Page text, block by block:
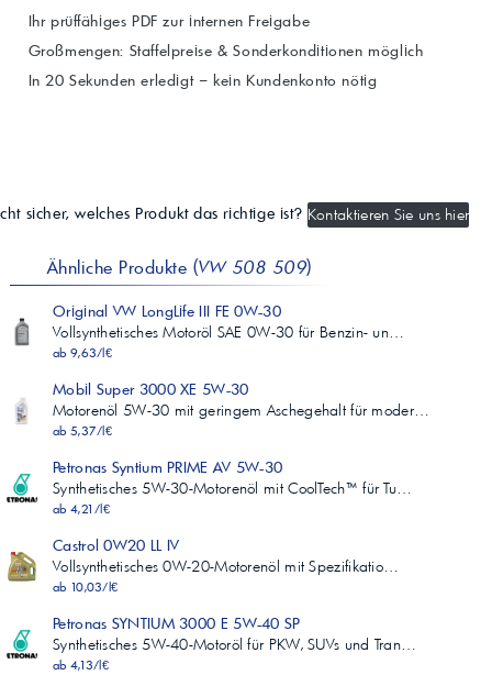
Viskositätsindex
ASTM D 2270
ASTM D 97
Ihr prüffähiges PDF zur internen Freigabe
Großmengen: Staffelpreise & Sonderkonditionen möglich
In 20 Sekunden erledigt – kein Kundenkonto nötig
sicher, welches Produkt das richtige ist? Kontaktieren Sie uns hier
Ähnliche Produkte (VW 508 509)
Original VW LongLife III FE 0W-30
Vollsynthetisches Motoröl SAE 0W-30 für Benzin- un…
ab 9,63/l€
Mobil Super 3000 XE 5W-30
Motorenöl 5W-30 mit geringem Aschegehalt für moder…
ab 5,37/l€
Petronas Syntium PRIME AV 5W-30
Synthetisches 5W-30-Motorenöl mit CoolTech™ für Tu…
ab 4,21/l€
Castrol 0W20 LL IV
Vollsynthetisches 0W-20-Motorenöl mit Spezifikatio…
ab 10,03/l€
Petronas SYNTIUM 3000 E 5W-40 SP
Synthetisches 5W-40-Motoröl für PKW, SUVs und Tran…
ab 4,13/l€